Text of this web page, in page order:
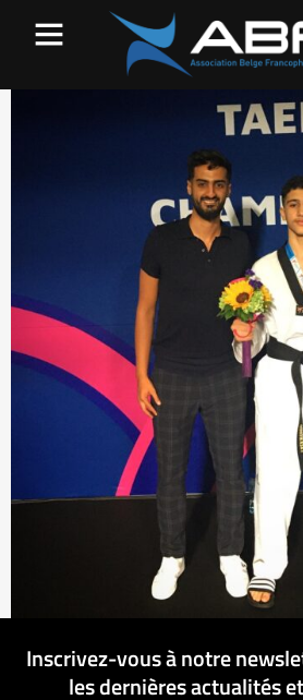
1
Inscrivez-vous à notre
les dernières actualités